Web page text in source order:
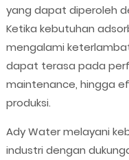
yang dapat diperoleh
Ketika kebutuhan
mengalami
dapat terasa pada
maintenance, hingga
produksi.
Ady Water melayani
industri dengan